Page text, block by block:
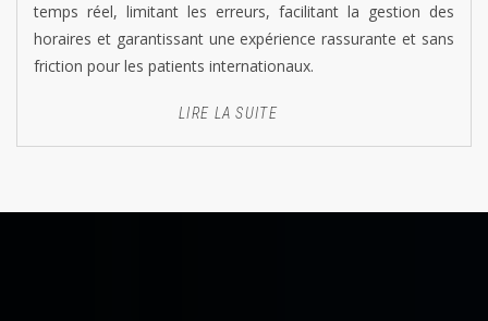
temps réel, limitant les erreurs, facilitant la gestion des
horaires et garantissant une expérience rassurante et sans
friction pour les patients internationaux.
LIRE LA SUITE